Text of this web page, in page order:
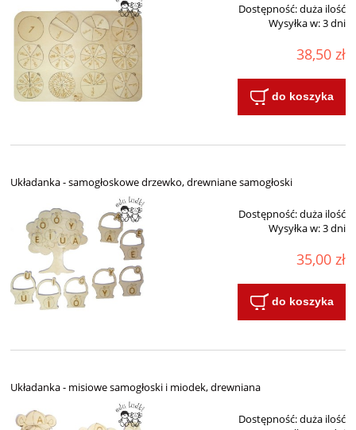
Dostępność:duża ilość
Wysyłka w:3 dni
38,50 zł
do koszyka
Układanka - samogłoskowe drzewko, drewniane samogłoski
Dostępność:duża ilość
Wysyłka w:3 dni
35,00 zł
do koszyka
Układanka - misiowe samogłoski i miodek, drewniana
Dostępność:duża ilość